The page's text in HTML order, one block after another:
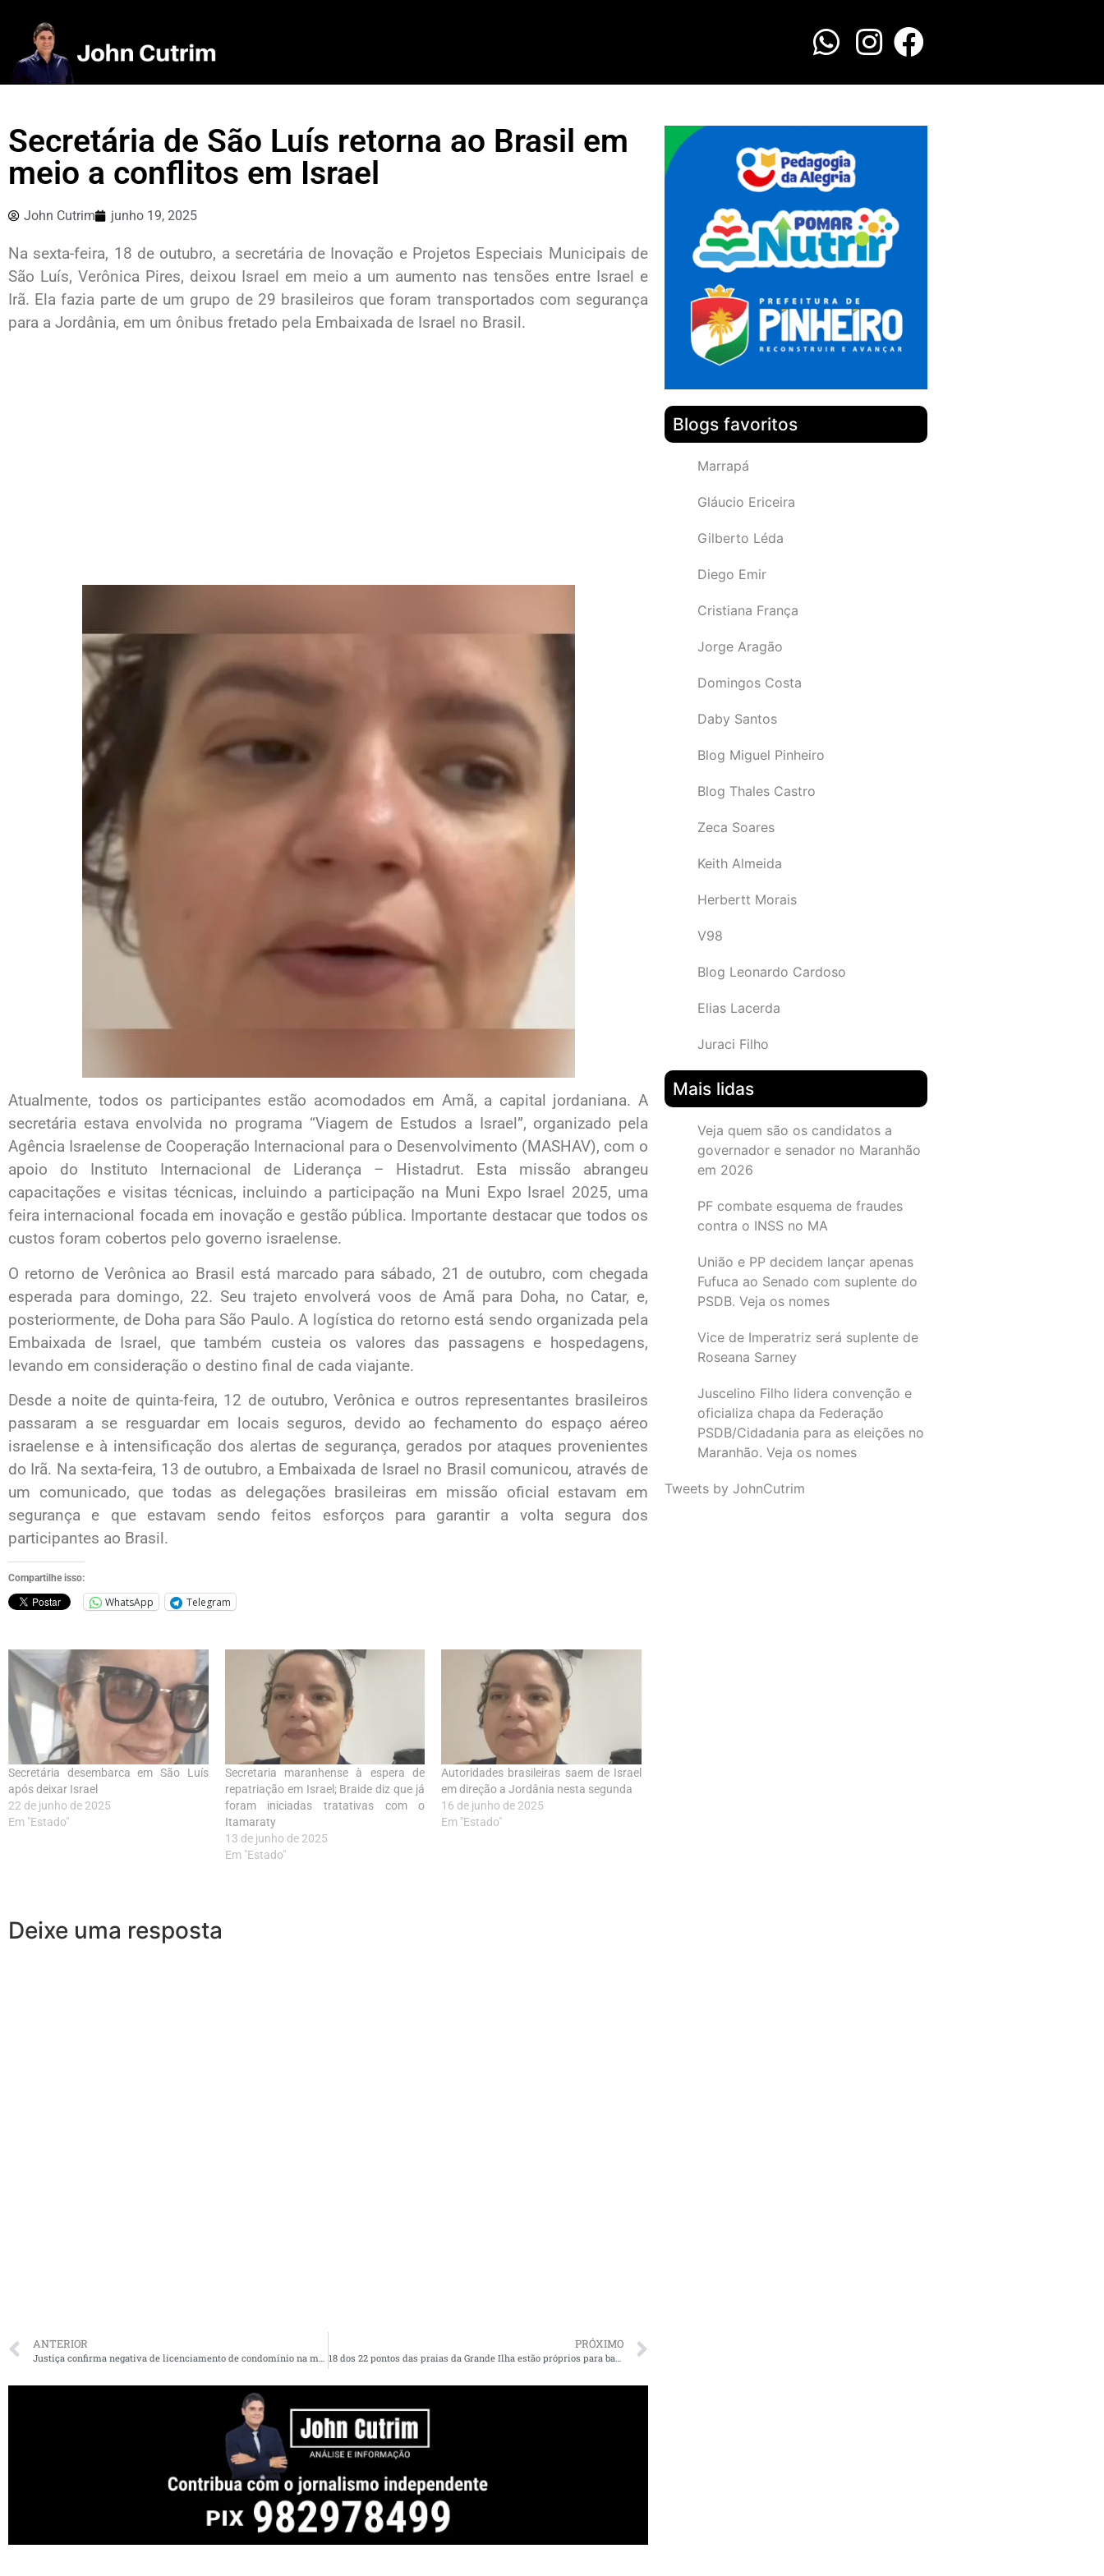
Secretária de São Luís retorna ao Brasil em
meio a conflitos em Israel
John Cutrim junho 19, 2025
Na sexta-feira, 18 de outubro, a secretária de Inovação e Projetos Especiais Municipais de
São Luís, Verônica Pires, deixou Israel em meio a um aumento nas tensões entre Israel e
Irã. Ela fazia parte de um grupo de 29 brasileiros que foram transportados com segurança
para a Jordânia, em um ônibus fretado pela Embaixada de Israel no Brasil.
Atualmente, todos os participantes estão acomodados em Amã, a capital jordaniana. A
secretária estava envolvida no programa “Viagem de Estudos a Israel”, organizado pela
Agência Israelense de Cooperação Internacional para o Desenvolvimento (MASHAV), com o
apoio do Instituto Internacional de Liderança – Histadrut. Esta missão abrangeu
capacitações e visitas técnicas, incluindo a participação na Muni Expo Israel 2025, uma
feira internacional focada em inovação e gestão pública. Importante destacar que todos os
custos foram cobertos pelo governo israelense.
O retorno de Verônica ao Brasil está marcado para sábado, 21 de outubro, com chegada
esperada para domingo, 22. Seu trajeto envolverá voos de Amã para Doha, no Catar, e,
posteriormente, de Doha para São Paulo. A logística do retorno está sendo organizada pela
Embaixada de Israel, que também custeia os valores das passagens e hospedagens,
levando em consideração o destino final de cada viajante.
Desde a noite de quinta-feira, 12 de outubro, Verônica e outros representantes brasileiros
passaram a se resguardar em locais seguros, devido ao fechamento do espaço aéreo
israelense e à intensificação dos alertas de segurança, gerados por ataques provenientes
do Irã. Na sexta-feira, 13 de outubro, a Embaixada de Israel no Brasil comunicou, através de
um comunicado, que todas as delegações brasileiras em missão oficial estavam em
segurança e que estavam sendo feitos esforços para garantir a volta segura dos
participantes ao Brasil.
Compartilhe isso:
WhatsApp Telegram
Secretária desembarca em São Luís
após deixar Israel
22 de junho de 2025
Em "Estado"
Secretaria maranhense à espera de
repatriação em Israel; Braide diz que já
foram iniciadas tratativas com o
Itamaraty
13 de junho de 2025
Em "Estado"
Autoridades brasileiras saem de Israel
em direção a Jordânia nesta segunda
16 de junho de 2025
Em "Estado"
Deixe uma resposta
ANTERIOR PRÓXIMO
Blogs favoritos
Marrapá
Gláucio Ericeira
Gilberto Léda
Diego Emir
Cristiana França
Jorge Aragão
Domingos Costa
Daby Santos
Blog Miguel Pinheiro
Blog Thales Castro
Zeca Soares
Keith Almeida
Herbertt Morais
V98
Blog Leonardo Cardoso
Elias Lacerda
Juraci Filho
Mais lidas
Veja quem são os candidatos a
governador e senador no Maranhão
em 2026
PF combate esquema de fraudes
contra o INSS no MA
União e PP decidem lançar apenas
Fufuca ao Senado com suplente do
PSDB. Veja os nomes
Vice de Imperatriz será suplente de
Roseana Sarney
Juscelino Filho lidera convenção e
oficializa chapa da Federação
PSDB/Cidadania para as eleições no
Maranhão. Veja os nomes
Tweets by JohnCutrim